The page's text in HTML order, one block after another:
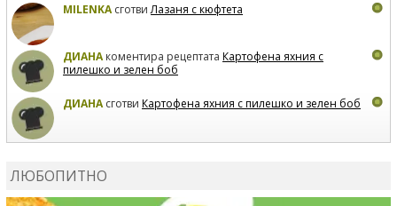
MILENKAсготвиЛазаня с кюфтета
ДИАНАкоментира рецептата Картофена яхния с
пилешко и зелен боб
ДИАНАсготви Картофена яхния с пилешко и зелен боб
MARIYANA PETROVA Дзадзики
ЛЮБОПИТНО